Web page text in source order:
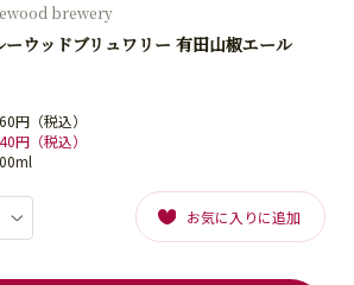
brewery
ーウッドブリュワリー 有田山椒エール
円（税込）
円（税込）
お気に入りに追加